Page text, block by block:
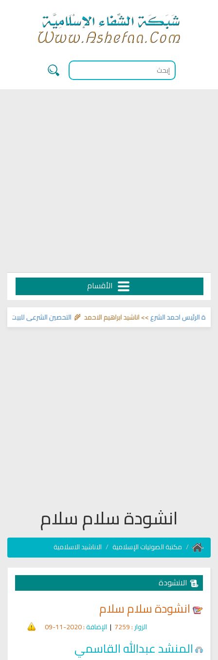
الأقسام
التحصين الشرعي للبيت من احمد الشرع>> اناشيد ابراهيم الاحمد 🌾
انشودة سلام سلام
مكتبة الصوتيات الإسلامية الاناشيد الاسلامية
الانشودة
انشودة سلام سلام
الزوار: 7259
| الإضافة: 2020-11-09
المنشد عبدالله القاسمي